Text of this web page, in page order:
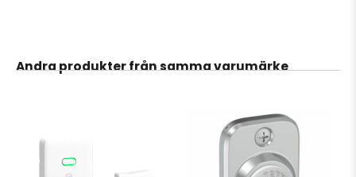
Andra produkter från samma varumärke